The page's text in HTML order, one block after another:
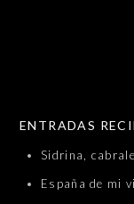
ENTRADAS
Sidrina,
España de mi